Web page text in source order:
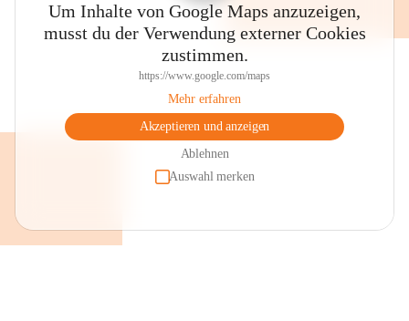
Um Inhalte von Google Maps anzuzeigen,
musst du der Verwendung externer Cookies
zustimmen.
https://www.google.com/maps
Mehr erfahren
Akzeptieren und anzeigen
Ablehnen
Auswahl merken